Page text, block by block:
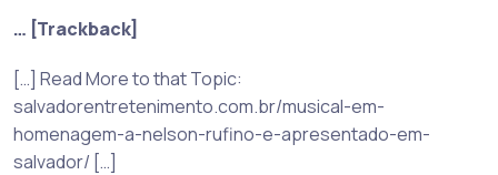
… [Trackback]
[…] Read More to that Topic:
salvadorentretenimento.com.br/musical-em-
homenagem-a-nelson-rufino-e-apresentado-em-
salvador/ […]